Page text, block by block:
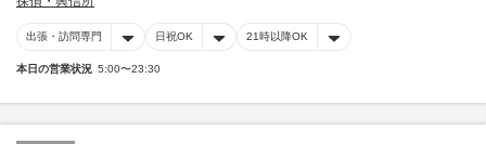
出張・訪問専門 日祝OK 21時以降OK
本日の営業状況 5:00〜23:30